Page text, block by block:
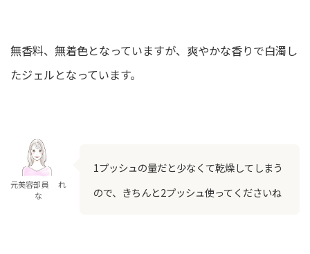
無香料、無着色となっていますが、爽やかな香りで白濁し
たジェルとなっています。
元美容部員 れ
な
1プッシュの量だと少なくて乾燥してしまう
ので、きちんと2プッシュ使ってくださいね